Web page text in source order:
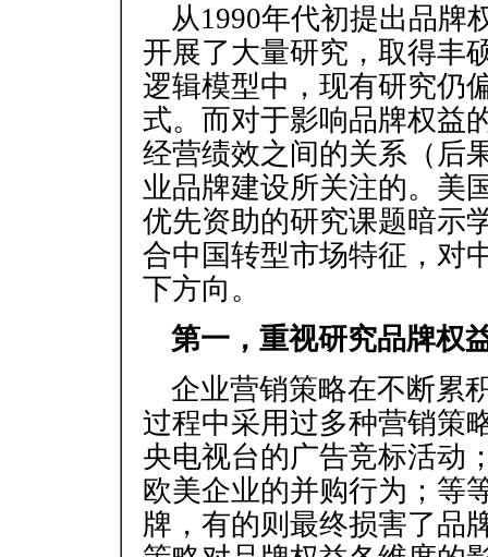
从1990年代初提出品牌
开展了大量研究，取得丰
逻辑模型中，现有研究仍
式。而对于影响品牌权益
经营绩效之间的关系（后
业品牌建设所关注的。美
优先资助的研究课题暗示
合中国转型市场特征，对
下方向。
第一，重视研究品牌权
企业营销策略在不断累
过程中采用过多种营销策
央电视台的广告竞标活动
欧美企业的并购行为；等
牌，有的则最终损害了品